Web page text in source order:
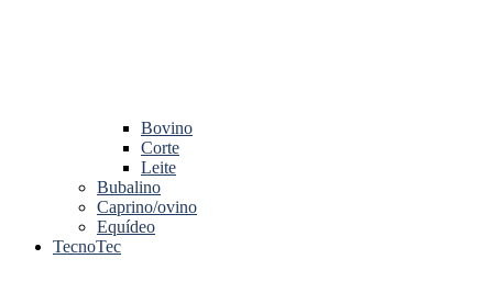
Bovino
Corte
Leite
Bubalino
Caprino/ovino
Equídeo
TecnoTec